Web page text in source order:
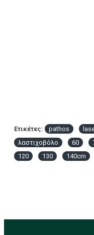
Ετικέτες: pathos
λαστιχοβόλο
60
120
130 140cm